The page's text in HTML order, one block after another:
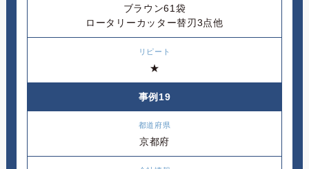
ブラウン61袋
ロータリーカッター替刃3点他
★
事例19
京都府